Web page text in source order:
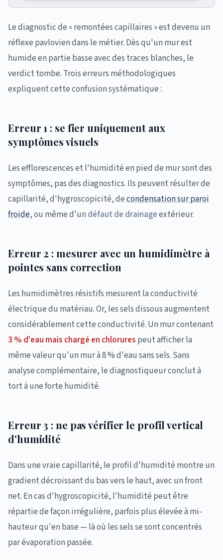
Le diagnostic de « remontées capillaires » est devenu un
réflexe pavlovien dans le métier. Dès qu'un mur est
humide en partie basse avec des traces blanches, le
verdict tombe. Trois erreurs méthodologiques
expliquent cette confusion systématique :
Erreur 1 : se fier uniquement aux
symptômes visuels
Les efflorescences et l'humidité en pied de mur sont des
symptômes, pas des diagnostics. Ils peuvent résulter de
capillarité, d'hygroscopicité, decondensation sur paroi
froide, ou même d'un défaut de drainageextérieur.
Erreur 2 : mesurer avec un humidimètre à
pointes sans correction
Les humidimètres résistifs mesurent la conductivité
électrique du matériau. Or, les sels dissous augmentent
considérablement cette conductivité. Un mur contenant
3 % d'eau mais chargé en chlorures peut afficher la
même valeur qu'un mur à 8 % d'eau sans sels. Sans
analyse complémentaire, le diagnostiqueur conclut à
tort à une forte humidité.
Erreur 3 : ne pas vérifier le profil vertical
d'humidité
Dans une vraie capillarité, le profil d'humidité montre un
gradient décroissant du bas vers le haut, avec un front
net. En cas d'hygroscopicité, l'humidité peut être
répartie de façon irrégulière, parfois plus élevée à mi-
hauteur qu'en base — là où les sels se sont concentrés
par évaporation passée.